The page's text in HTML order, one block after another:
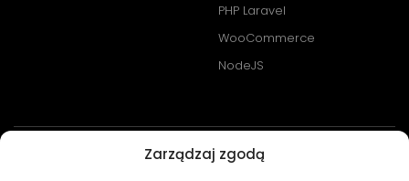
Zarządzaj zgodą
PHP Laravel
WooCommerce
NodeJS
Polityka Prywatności